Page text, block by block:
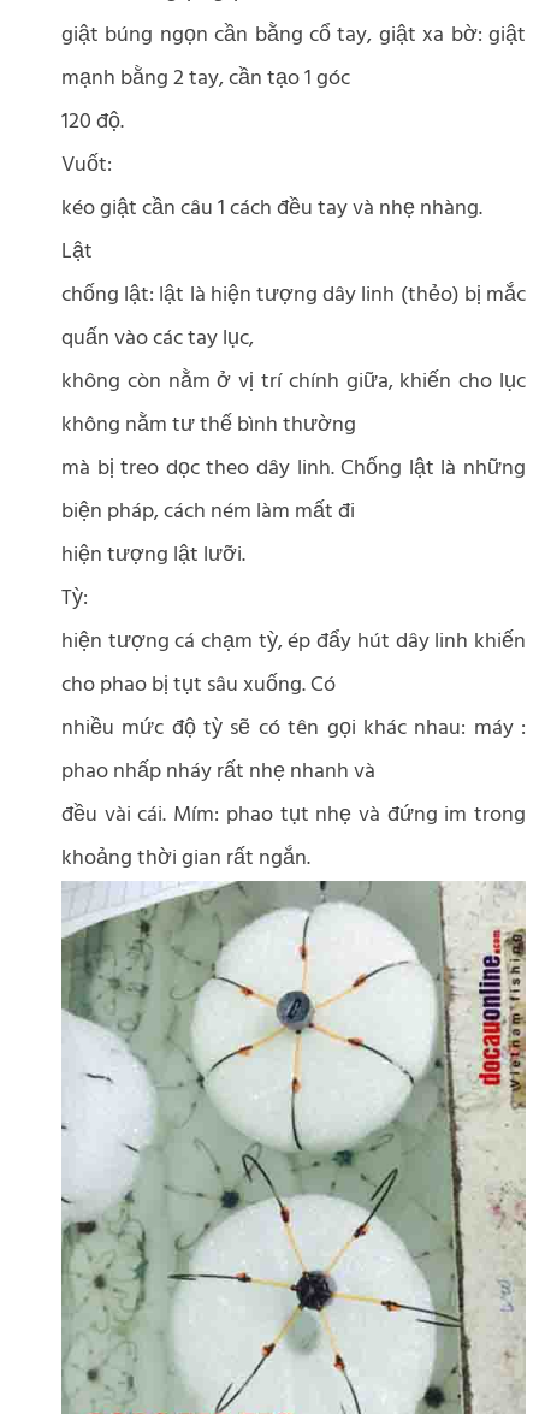
giật búng ngọn cần bằng cổ tay, giật xa bờ: giật
mạnh bằng 2 tay, cần tạo 1 góc
120 độ.
Vuốt:
kéo giật cần câu 1 cách đều tay và nhẹ nhàng.
Lật
chống lật: lật là hiện tượng dây linh (thẻo) bị mắc
quấn vào các tay lục,
không còn nằm ở vị trí chính giữa, khiến cho lục
không nằm tư thế bình thường
mà bị treo dọc theo dây linh. Chống lật là những
biện pháp, cách ném làm mất đi
hiện tượng lật lưỡi.
Tỳ:
hiện tượng cá chạm tỳ, ép đẩy hút dây linh khiến
cho phao bị tụt sâu xuống. Có
nhiều mức độ tỳ sẽ có tên gọi khác nhau: máy :
phao nhấp nháy rất nhẹ nhanh và
đều vài cái. Mím: phao tụt nhẹ và đứng im trong
khoảng thời gian rất ngắn.